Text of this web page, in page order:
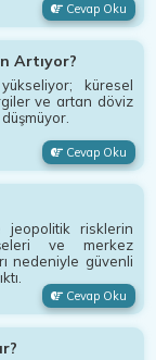
Cevap Oku
Artıyor?
küresel
ve artan döviz
Cevap Oku
jeopolitik risklerin
ve merkez
nedeniyle güvenli
Cevap Oku